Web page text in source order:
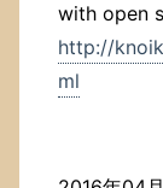
with open
http://
ml